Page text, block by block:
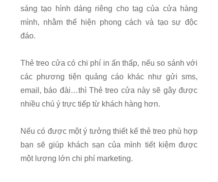
sáng tạo hình dáng riêng cho tag của cửa hàng
mình, nhằm thể hiện phong cách và tạo sự độc
đáo.
Thẻ treo cửa có chi phí in ấn thấp, nếu so sánh với
các phương tiện quảng cáo khác như gửi sms,
email, báo đài…thì Thẻ treo cửa này sẽ gây được
nhiều chú ý trực tiếp từ khách hàng hơn.
Nếu có được một ý tưởng thiết kế thẻ treo phù hợp
bạn sẽ giúp khách sạn của mình tiết kiệm được
một lượng lớn chi phí marketing.